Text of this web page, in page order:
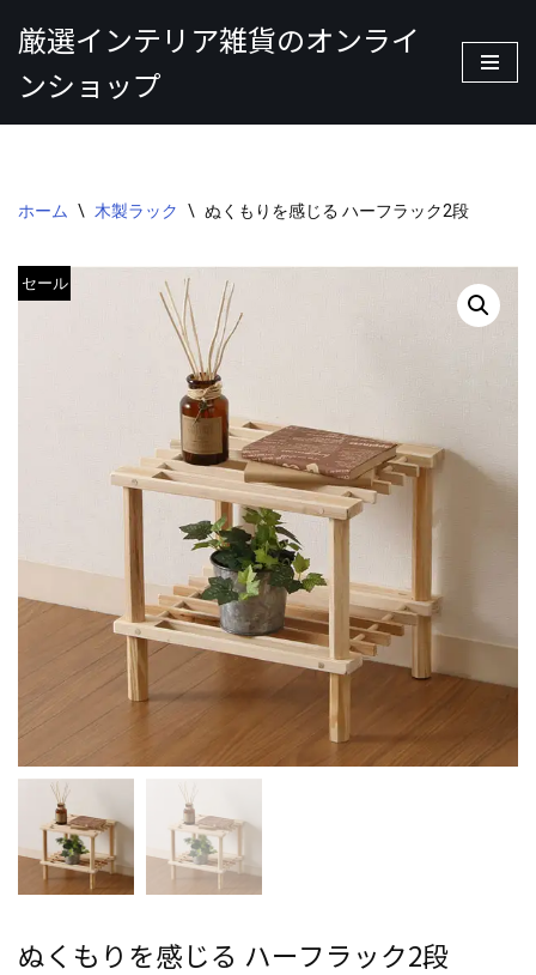
ン
テ
へ
キ
ッ
厳選インテリア雑貨のオンライ
ンショップ
ホーム \ 木製ラック \ ぬくもりを感じる ハーフラック2段
セール
ぬくもりを感じる ハーフラック2段